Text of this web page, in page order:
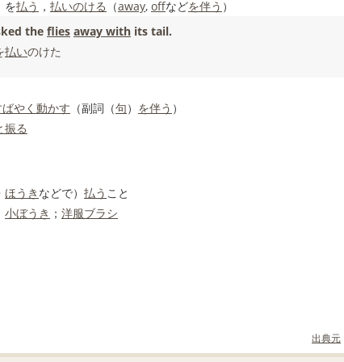
を払う ， 払いのける （away, offなどを伴う ）
the flies away with its tail.
払いのけた
やく 動かす （副詞（句） を伴う ）
振る
ほうき などで） 払う こと
小ぼうき ； 洋服ブラシ
出典元